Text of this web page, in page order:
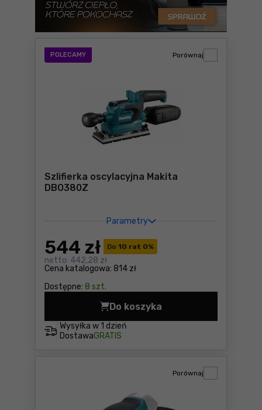
POLECAMY
Szlifierka oscylacyjna Makita
DBO380Z
Parametry
Do 10 rat 0%
Cena katalogowa: 814 zł
544 zł
netto: 442,28 zł
Dostępne: 8 szt.
Porównaj
Wysyłka w 1 dzień
DostawaGRATIS
Do koszyka
Szlifierka oscylacyjna
Porównaj